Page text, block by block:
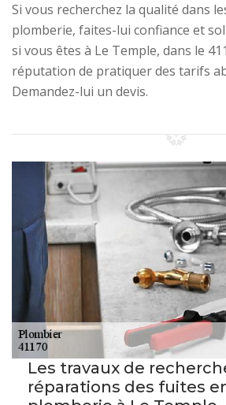
Si vous recherchez la qualité dans
plomberie, faites-lui confiance et
si vous êtes à Le Temple, dans le
réputation de pratiquer des tarifs
Demandez-lui un devis.
Les travaux de
réparations des fuites